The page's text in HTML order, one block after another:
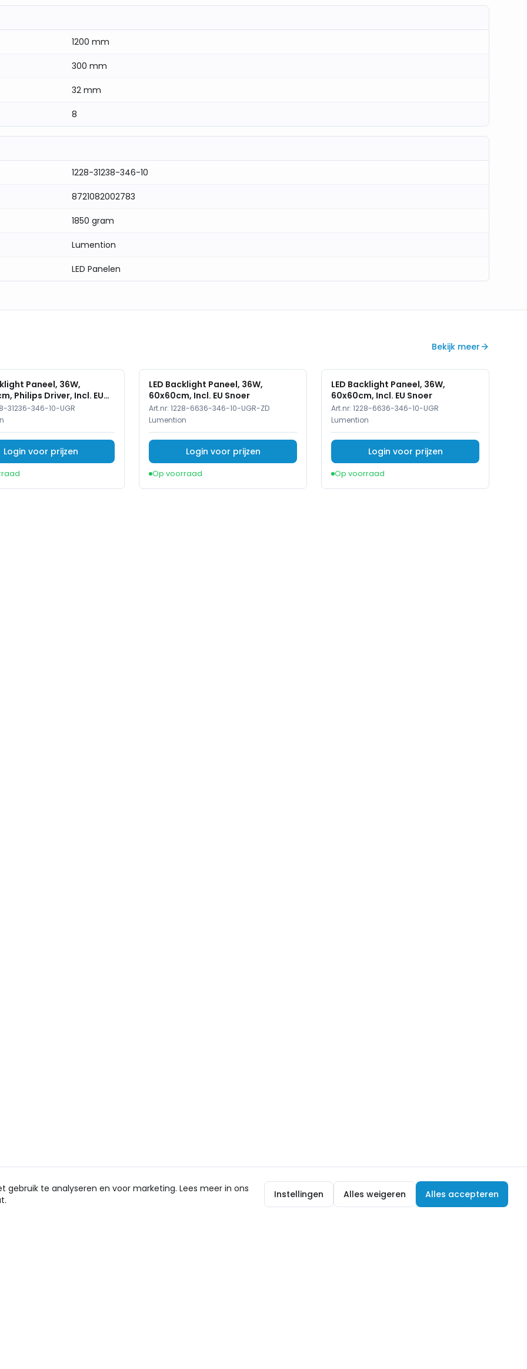
instelbaar)
ruimtes
optioneel)
en stijlvol licht – bestel vandaag nog jouw LED
1200 mm
300 mm
32 mm
8
1228-31238-346-10
8721082002783
1850 gram
Lumention
LED Panelen
Bekijk meer
Paneel, 36W,
Philips Driver, Incl. EU
31236-346-10-UGR
Login voor prijzen
LED Backlight Paneel, 36W,
60x60cm, Incl. EU Snoer
Art.nr: 1228-6636-346-10-UGR-ZD
Lumention
Login voor prijzen
Op voorraad
LED Backlight Paneel, 36W,
60x60cm, Incl. EU Snoer
Art.nr: 1228-6636-346-10-UGR
Lumention
Login voor prijzen
Op voorraad
te analyseren en voor marketing. Lees meer in ons
Instellingen Alles weigeren Alles accepteren